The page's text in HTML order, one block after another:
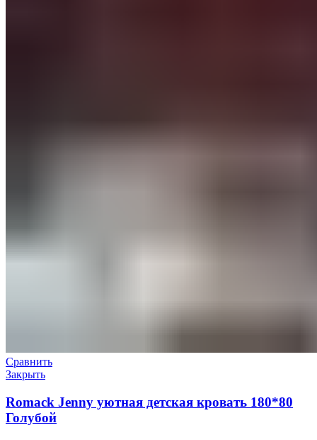
Сравнить
Закрыть
Romack Jenny уютная детская кровать 180*80
Голубой